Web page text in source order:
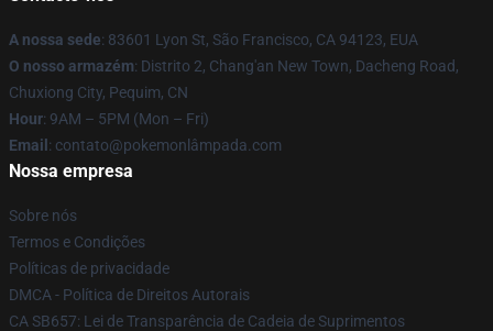
A nossa sede: 83601 Lyon St, São Francisco, CA 94123, EUA
O nosso armazém: Distrito 2, Chang'an New Town, Dacheng Road,
Chuxiong City, Pequim, CN
Hour: 9AM – 5PM (Mon – Fri)
Email : contato@pokemonlâmpada.com
Nossa empresa
Sobre nós
Termos e Condições
Políticas de privacidade
DMCA - Política de Direitos Autorais
CA SB657: Lei de Transparência de Cadeia de Suprimentos